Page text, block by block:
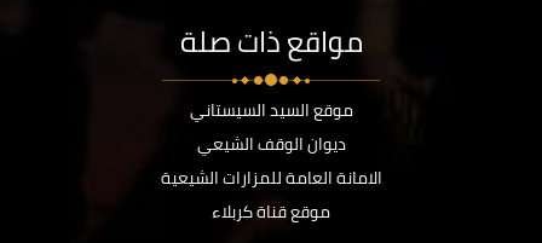
مواقع ذات صلة
موقع السيد السيستاني
ديوان الوقف الشيعي
الامانة العامة للمزارات الشيعية
موقع قناة كربلاء